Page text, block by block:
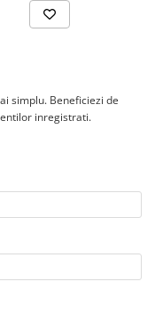
simplu. Beneficiezi de
inregistrati.